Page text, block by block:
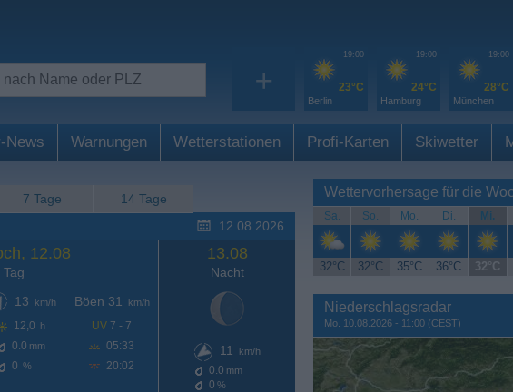
+
19:00
23°C
Berlin
19:00
24°C
Hamburg
19:00
28°C
München
News Warnungen Wetterstationen Profi-Karten Skiwetter
7 Tage 14 Tage
12.08.2026
12.08
Tag
13
km/h
12,0 h
0.0 mm
0 %
Böen 31 km/h
UV 7 - 7
05:33
20:02
13.08
Nacht
11 km/h
0.0 mm
0 %
Wettervorhersage für die
Sa. So. Mo. Di. Mi.
32°C 32°C 35°C 36°C 32°C
Niederschlagsradar
Mo. 10.08.2026 - 11:00 (CEST)